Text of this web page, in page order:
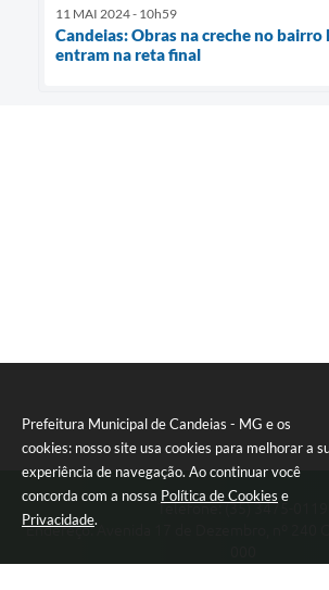
Prefeitura Municipal de Candeias - MG e os
cookies: nosso site usa cookies para melhorar a
experiência de navegação. Ao continuar você
concorda com a nossa Política de Cookies e
Privacidade.
11 MAI 2024 - 10h59
Candeias: Obras na creche no bairro
entram na reta final
Telefone: (35) 3475-0119
Endereço: Avenida 17 de Dezembro, nº 240